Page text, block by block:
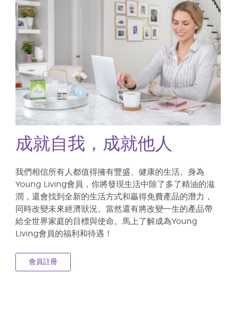
成就自我，成就他人
我們相信所有人都值得擁有豐盛、健康的生活。身為
Young Living會員，你將發現生活中除了多了精油的滋
潤，還會找到全新的生活方式和贏得免費產品的潛力，
同時改變未來經濟狀況。當然還有將改變一生的產品帶
給全世界家庭的目標與使命。馬上了解成為Young
Living會員的福利和待遇！
會員註冊